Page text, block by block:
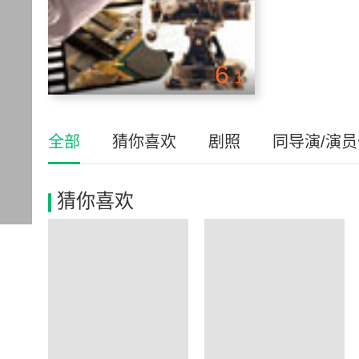
6.1
全部 猜你喜欢 剧照 同导演/演
猜你喜欢